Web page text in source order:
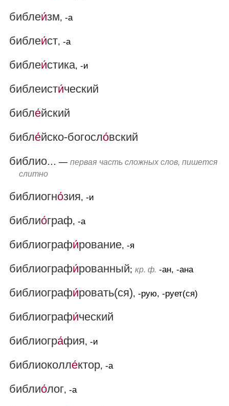
библеи́зм, -а
библеи́ст, -а
библеи́стика, -и
библеисти́ческий
библе́йский
библе́йско-богосло́вский
библио... — первая часть сложных слов, пишется
слитно
библиогно́зия, -и
библио́граф, -а
библиографи́рование, -я
библиографи́рованный; кр. ф. -ан, -ана
библиографи́ровать(ся), -рую, -рует(ся)
библиографи́ческий
библиогра́фия, -и
библиоколле́ктор, -а
библио́лог, -а